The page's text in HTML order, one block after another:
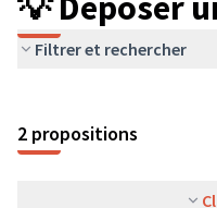
Filtrer et rechercher
2 propositions